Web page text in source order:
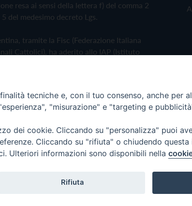
resa ai sensi della lettera f) del comma 2
del medesimo decreto Lgs.
tramite la Fisc (Federazione Italiana
Cattolici), ha aderito allo IAP (Istituto
Policy Cookie Policy
tecniche e, con il tuo consenso, anche per
"misurazione" e "targeting e
dei cookie. Cliccando su "personalizza" puoi
Cliccando su "rifiuta" o chiudendo
Ulteriori informazioni sono disponibili nella
Rifiuta